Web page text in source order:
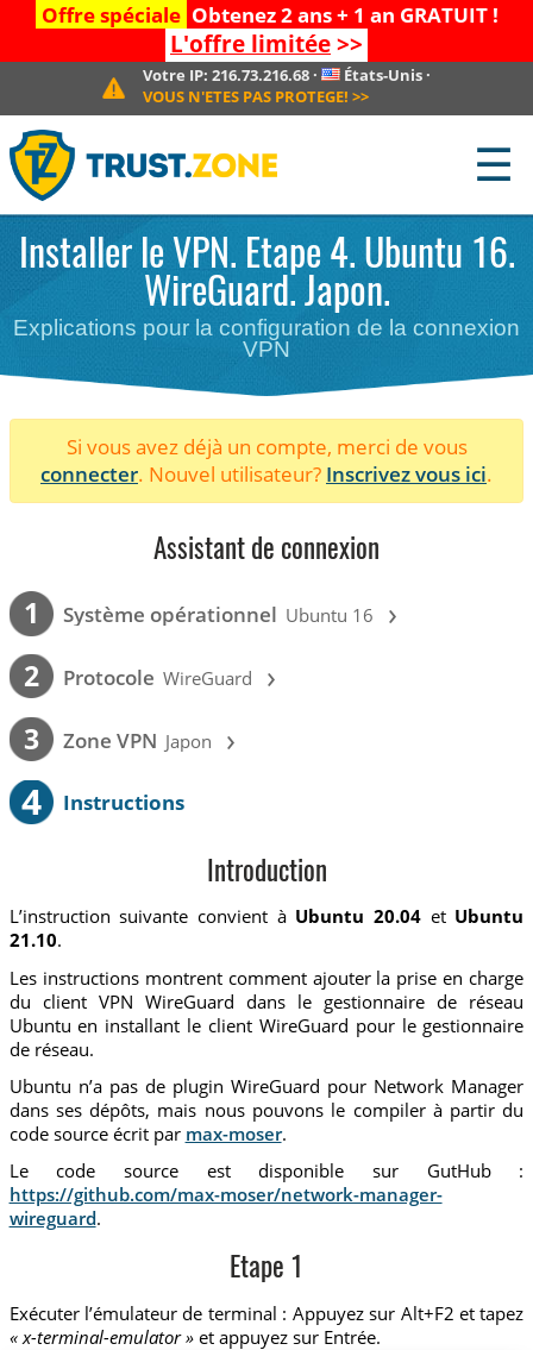
Offre spéciale Obtenez 2 ans + 1 an GRATUIT !
L'offre limitée>>
Votre IP:216.73.216.68 · États-Unis·
VOUS N'ETES PAS PROTEGE! >>
☰
Installer le VPN. Etape 4. Ubuntu 16.
WireGuard. Japon.
Explications pour la configuration de la connexion
VPN
Si vous avez déjà un compte, merci de vous
connecter. Nouvel utilisateur? Inscrivez vous ici.
Assistant de connexion
1 Système opérationnel Ubuntu 16 ›
2 Protocole WireGuard ›
3 Zone VPN Japon ›
4 Instructions
Introduction
L’instruction suivante convient à Ubuntu 20.04 et Ubuntu
21.10.
Les instructions montrent comment ajouter la prise en charge
du client VPN WireGuard dans le gestionnaire de réseau
Ubuntu en installant le client WireGuard pour le gestionnaire
de réseau.
Ubuntu n’a pas de plugin WireGuard pour Network Manager
dans ses dépôts, mais nous pouvons le compiler à partir du
code source écrit par max-moser.
Le code source est disponible sur GutHub :
https://github.com/max-moser/network-manager-
wireguard.
Etape 1
Exécuter l’émulateur de terminal : Appuyez sur Alt+F2 et tapez
« x-terminal-emulator »et appuyez sur Entrée.